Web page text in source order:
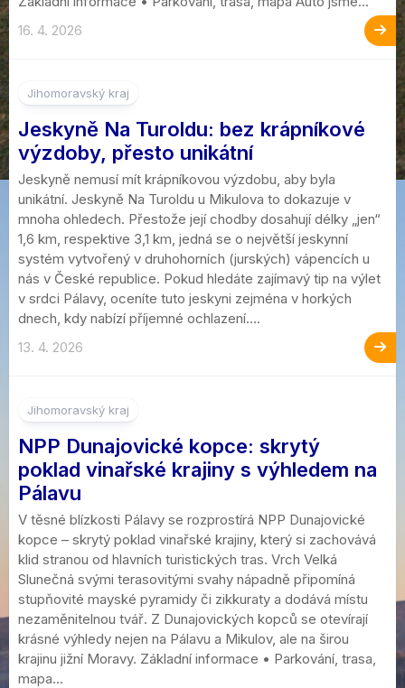
16. 4. 2026
Jihomoravský kraj
Jeskyně Na Turoldu: bez krápníkové
výzdoby, přesto unikátní
Jeskyně nemusí mít krápníkovou výzdobu, aby byla
unikátní. Jeskyně Na Turoldu u Mikulova to dokazuje v
mnoha ohledech. Přestože její chodby dosahují délky „jen“
1,6 km, respektive 3,1 km, jedná se o největší jeskynní
systém vytvořený v druhohorních (jurských) vápencích u
nás v České republice. Pokud hledáte zajímavý tip na výlet
v srdci Pálavy, oceníte tuto jeskyni zejména v horkých
dnech, kdy nabízí příjemné ochlazení....
13. 4. 2026
Jihomoravský kraj
NPP Dunajovické kopce: skrytý
poklad vinařské krajiny s výhledem na
Pálavu
V těsné blízkosti Pálavy se rozprostírá NPP Dunajovické
kopce – skrytý poklad vinařské krajiny, který si zachovává
klid stranou od hlavních turistických tras. Vrch Velká
Slunečná svými terasovitými svahy nápadně připomíná
stupňovité mayské pyramidy či zikkuraty a dodává místu
nezaměnitelnou tvář. Z Dunajovických kopců se otevírají
krásné výhledy nejen na Pálavu a Mikulov, ale na širou
krajinu jižní Moravy. Základní informace • Parkování, trasa,
mapa...